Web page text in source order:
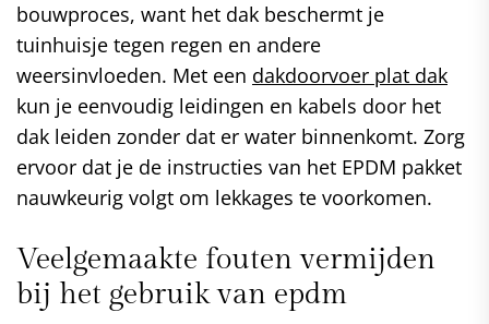
bouwproces, want het dak beschermt je
tuinhuisje tegen regen en andere
weersinvloeden. Met een dakdoorvoer plat dak
kun je eenvoudig leidingen en kabels door het
dak leiden zonder dat er water binnenkomt. Zorg
ervoor dat je de instructies van het EPDM pakket
nauwkeurig volgt om lekkages te voorkomen.
Veelgemaakte fouten vermijden
bij het gebruik van epdm